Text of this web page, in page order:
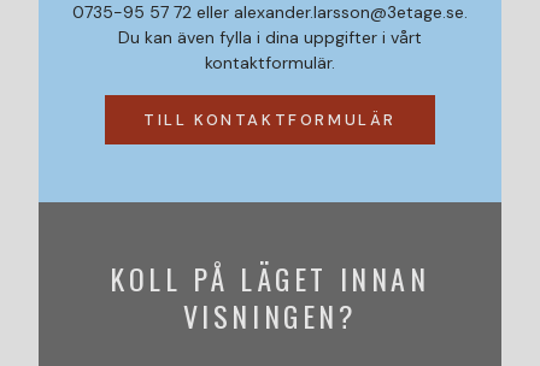
KOLL PÅ LÄGET INNAN
VISNINGEN?
0735-95 57 72 eller alexander.larsson@3etage.se.
Du kan även fylla i dina uppgifter i vårt
kontaktformulär.
TILL KONTAKTFORMULÄR